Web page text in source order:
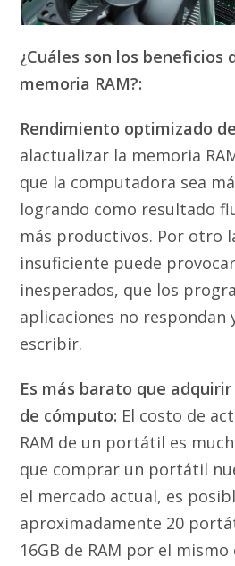
¿Cuáles son los beneficios
memoria RAM?:
Rendimiento optimizado
alactualizar la memoria
que la computadora sea
logrando como resultado
más productivos. Por otro
insuficiente puede
inesperados, que los
aplicaciones no respondan
escribir.
Es más barato que
de cómputo: El costo de
RAM de un portátil es
que comprar un portátil
el mercado actual, es
aproximadamente 20
16GB de RAM por el